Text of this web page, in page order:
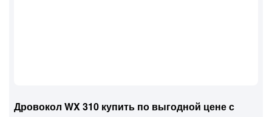
Дровокол WX 310 купить по выгодной цене с